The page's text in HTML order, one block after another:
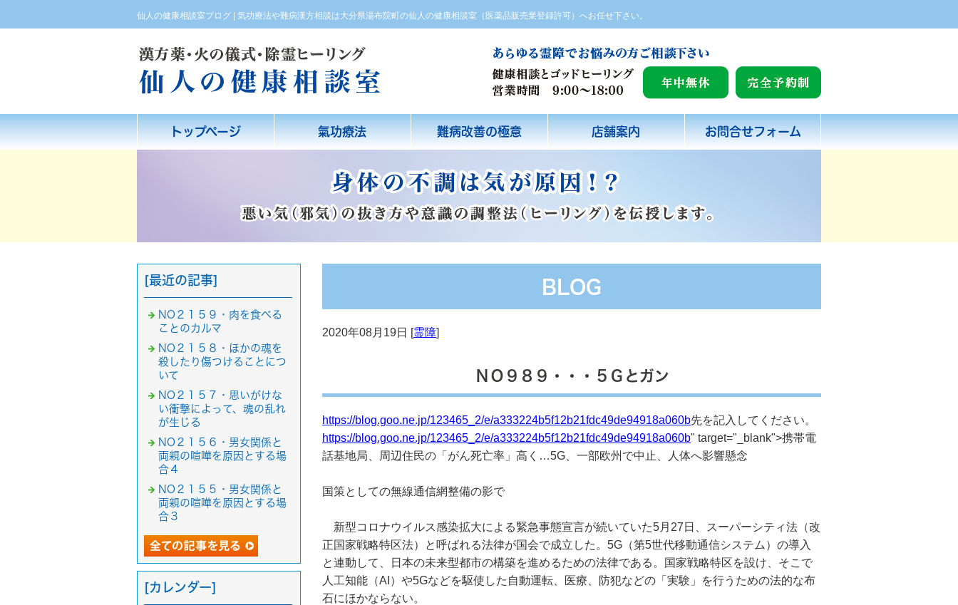
仙人の健康相談室ブログ | 気功療法や難病漢方相談は大分県湯布院町の仙人の健康相談室（医薬品販売業登録許可）へお任せ下さい。
トップページ 氣功療法 難病改善の極意 店舗案内 お問合せフォーム
BLOG
2020年08月19日 [霊障]
ＮＯ９８９・・・５Ｇとガン
https://blog.goo.ne.jp/123465_2/e/a333224b5f12b21fdc49de94918a060b先を記入してください。
https://blog.goo.ne.jp/123465_2/e/a333224b5f12b21fdc49de94918a060b" target="_blank">携帯電
話基地局、周辺住民の「がん死亡率」高く…5G、一部欧州で中止、人体へ影響懸念
国策としての無線通信網整備の影で
新型コロナウイルス感染拡大による緊急事態宣言が続いていた5月27日、スーパーシティ法（改
正国家戦略特区法）と呼ばれる法律が国会で成立した。5G（第5世代移動通信システム）の導入
と連動して、日本の未来型都市の構築を進めるための法律である。国家戦略特区を設け、そこで
人工知能（AI）や5Gなどを駆使した自動運転、医療、防犯などの「実験」を行うための法的な布
石にほかならない。
[最近の記事]
NO２１５９・肉を食べる
ことのカルマ
NO２１５８・ほかの魂を
殺したり傷つけることにつ
いて
NO２１５７・思いがけな
い衝撃によって、魂の乱れ
が生じる
NO２１５６・男女関係と
両親の喧嘩を原因とする場
合４
NO２１５５・男女関係と
両親の喧嘩を原因とする場
合３
[カレンダー]